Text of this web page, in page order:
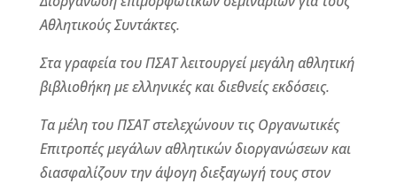
Αθλητικούς Συντάκτες.
Στα γραφεία του ΠΣΑΤ λειτουργεί μεγάλη αθλητική
βιβλιοθήκη με ελληνικές και διεθνείς εκδόσεις.
Τα μέλη του ΠΣΑΤ στελεχώνουν τις Οργανωτικές
Επιτροπές μεγάλων αθλητικών διοργανώσεων και
διασφαλίζουν την άψογη διεξαγωγή τους στον